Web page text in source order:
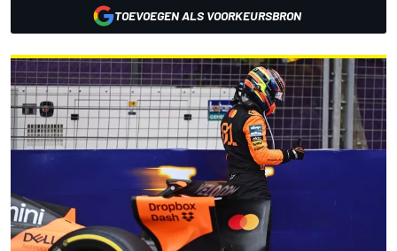
TOEVOEGEN ALS VOORKEURSBRON